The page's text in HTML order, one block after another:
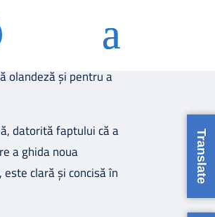
modul în care
Am decis să
olandeză și pentru a
datorită faptului că a
a ghida noua
clară și concisă în
Translate